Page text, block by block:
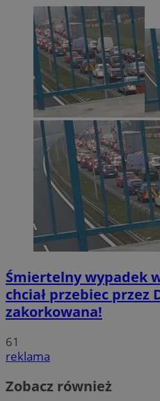
Śmiertelny wypadek
chciał przebiec przez
zakorkowana!
61
reklama
Zobacz również